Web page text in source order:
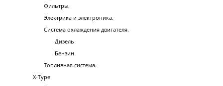
Фильтры.
Электрика и электроника.
Система охлаждения двигателя.
Дизель
Бензин
Топливная система.
X-Type